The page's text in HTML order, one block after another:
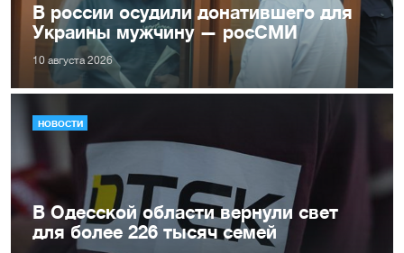
В россии осудили донатившего для
Украины мужчину — росСМИ
10 августа 2026
НОВОСТИ
В Одесской области вернули свет
для более 226 тысяч семей